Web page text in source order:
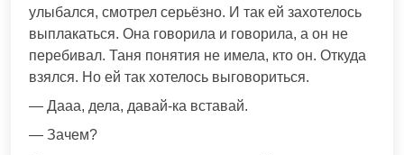
улыбался, смотрел серьёзно. И так ей захотелось
выплакаться. Она говорила и говорила, а он не
перебивал. Таня понятия не имела, кто он. Откуда
взялся. Но ей так хотелось выговориться.
— Дааа, дела, давай-ка вставай.
— Зачем?